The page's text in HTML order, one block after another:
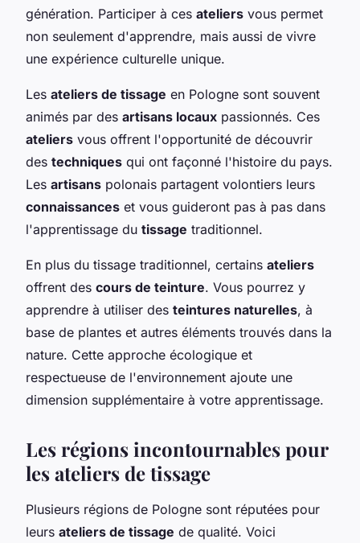
génération. Participer à ces ateliers vous permet
non seulement d'apprendre, mais aussi de vivre
une expérience culturelle unique.
Les ateliers de tissage en Pologne sont souvent
animés par des artisans locaux passionnés. Ces
ateliers vous offrent l'opportunité de découvrir
des techniques qui ont façonné l'histoire du pays.
Les artisans polonais partagent volontiers leurs
connaissances et vous guideront pas à pas dans
l'apprentissage du tissage traditionnel.
En plus du tissage traditionnel, certains ateliers
offrent des cours de teinture. Vous pourrez y
apprendre à utiliser des teintures naturelles, à
base de plantes et autres éléments trouvés dans la
nature. Cette approche écologique et
respectueuse de l'environnement ajoute une
dimension supplémentaire à votre apprentissage.
Les régions incontournables pour
les ateliers de tissage
Plusieurs régions de Pologne sont réputées pour
leurs ateliers de tissage de qualité. Voici